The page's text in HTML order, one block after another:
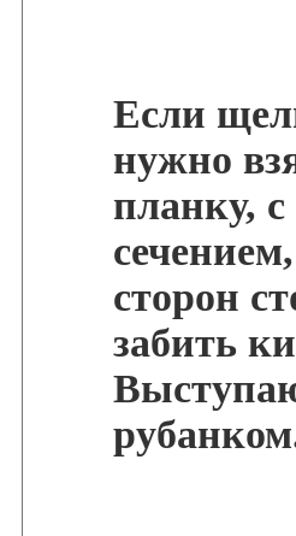
Если
нужно
планку,
сторон
забить